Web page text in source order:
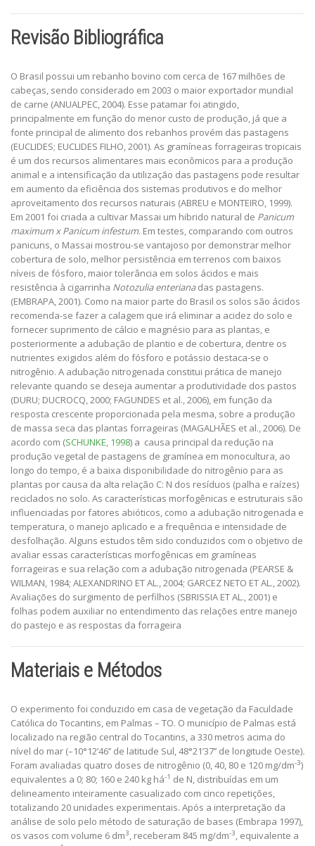
Revisão Bibliográfica
O Brasil possui um rebanho bovino com cerca de 167 milhões de
cabeças, sendo considerado em 2003 o maior exportador mundial
de carne (ANUALPEC, 2004). Esse patamar foi atingido,
principalmente em função do menor custo de produção, já que a
fonte principal de alimento dos rebanhos provém das pastagens
(EUCLIDES; EUCLIDES FILHO, 2001). As gramíneas forrageiras tropicais
é um dos recursos alimentares mais econômicos para a produção
animal e a intensificação da utilização das pastagens pode resultar
em aumento da eficiência dos sistemas produtivos e do melhor
aproveitamento dos recursos naturais (ABREU e MONTEIRO, 1999).
Em 2001 foi criada a cultivar Massai um hibrido natural de Panicum
maximum x Panicum infestum. Em testes, comparando com outros
panicuns, o Massai mostrou-se vantajoso por demonstrar melhor
cobertura de solo, melhor persistência em terrenos com baixos
níveis de fósforo, maior tolerância em solos ácidos e mais
resistência à cigarrinha Notozulia enterianadas pastagens.
(EMBRAPA, 2001). Como na maior parte do Brasil os solos são ácidos
recomenda-se fazer a calagem que irá eliminar a acidez do solo e
fornecer suprimento de cálcio e magnésio para as plantas, e
posteriormente a adubação de plantio e de cobertura, dentre os
nutrientes exigidos além do fósforo e potássio destaca-se o
nitrogênio. A adubação nitrogenada constitui prática de manejo
relevante quando se deseja aumentar a produtividade dos pastos
(DURU; DUCROCQ, 2000; FAGUNDES et al., 2006), em função da
resposta crescente proporcionada pela mesma, sobre a produção
de massa seca das plantas forrageiras (MAGALHÃES et al., 2006). De
acordo com (SCHUNKE, 1998) a causa principal da redução na
produção vegetal de pastagens de gramínea em monocultura, ao
longo do tempo, é a baixa disponibilidade do nitrogênio para as
plantas por causa da alta relação C: N dos resíduos (palha e raízes)
reciclados no solo. As características morfogênicas e estruturais são
influenciadas por fatores abióticos, como a adubação nitrogenada e
temperatura, o manejo aplicado e a frequência e intensidade de
desfolhação. Alguns estudos têm sido conduzidos com o objetivo de
avaliar essas características morfogênicas em gramíneas
forrageiras e sua relação com a adubação nitrogenada (PEARSE &
WILMAN, 1984; ALEXANDRINO ET AL., 2004; GARCEZ NETO ET AL., 2002).
Avaliações do surgimento de perfilhos (SBRISSIA ET AL., 2001) e
folhas podem auxiliar no entendimento das relações entre manejo
do pastejo e as respostas da forrageira
Materiais e Métodos
O experimento foi conduzido em casa de vegetação da Faculdade
Católica do Tocantins, em Palmas – TO. O município de Palmas está
localizado na região central do Tocantins, a 330 metros acima do
nível do mar (–10°12’46’’ de latitude Sul, 48°21’37’’ de longitude Oeste).
Foram avaliadas quatro doses de nitrogênio (0, 40, 80 e 120 mg/dm-3)
equivalentes a 0; 80; 160 e 240 kg há-1 de N, distribuídas em um
delineamento inteiramente casualizado com cinco repetições,
totalizando 20 unidades experimentais. Após a interpretação da
análise de solo pelo método de saturação de bases (Embrapa 1997),
os vasos com volume 6 dm3, receberam 845 mg/dm-3, equivalente a